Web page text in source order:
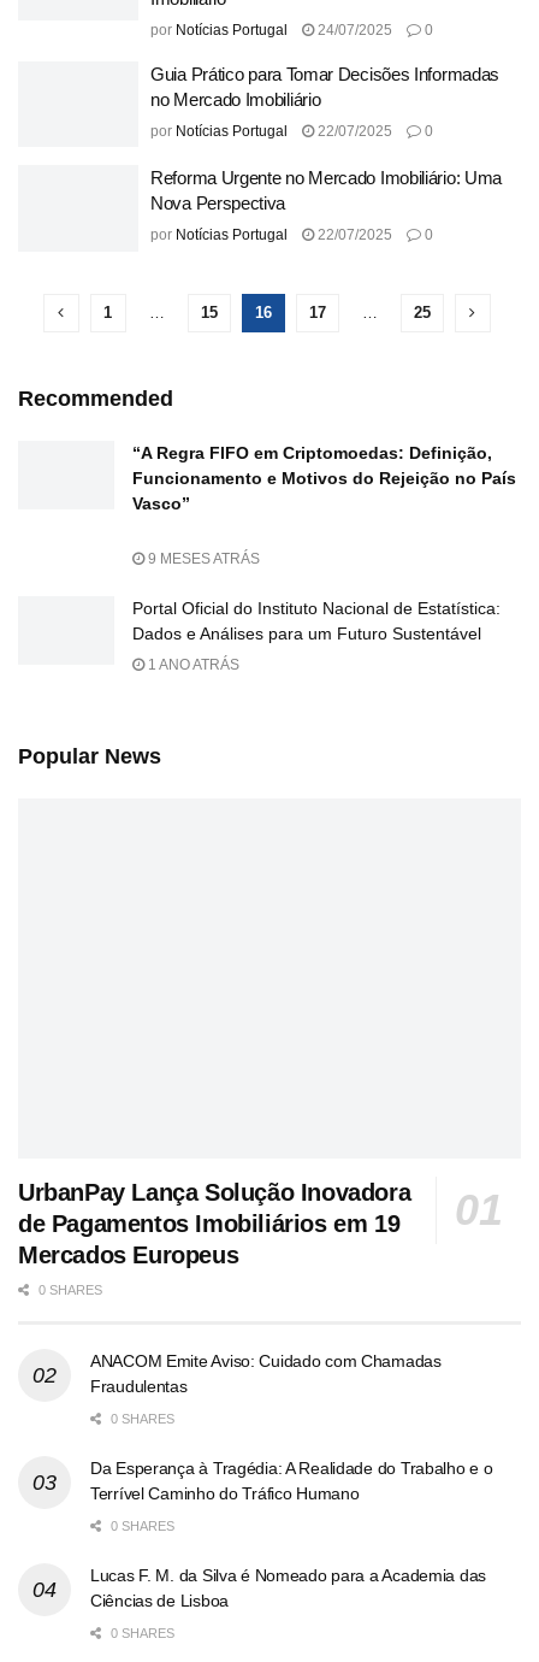
por Notícias Portugal 24/07/2025 0
Guia Prático para Tomar Decisões Informadas
no Mercado Imobiliário
por Notícias Portugal 22/07/2025 0
Reforma Urgente no Mercado Imobiliário: Uma
Nova Perspectiva
por Notícias Portugal 22/07/2025 0
1 15 16 17 25
Recommended
“A Regra FIFO em Criptomoedas: Definição,
Funcionamento e Motivos do Rejeição no País
Vasco”
9 MESES ATRÁS
Portal Oficial do Instituto Nacional de Estatística:
Dados e Análises para um Futuro Sustentável
1 ANO ATRÁS
Popular News
UrbanPay Lança Solução Inovadora
de Pagamentos Imobiliários em 19
Mercados Europeus
0 SHARES
ANACOM Emite Aviso: Cuidado com Chamadas
Fraudulentas
0 SHARES
Da Esperança à Tragédia: A Realidade do Trabalho e o
Terrível Caminho do Tráfico Humano
0 SHARES
Lucas F. M. da Silva é Nomeado para a Academia das
Ciências de Lisboa
0 SHARES